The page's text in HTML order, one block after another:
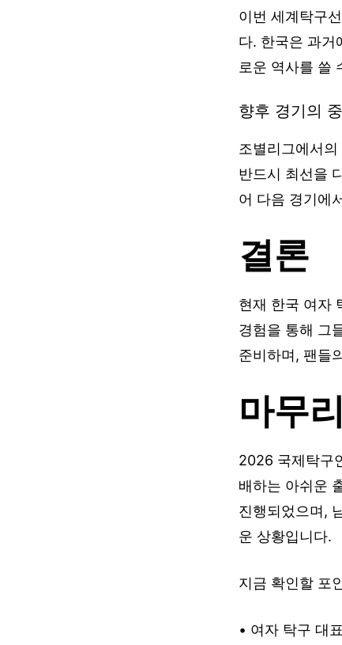
이번 세계탁구
다. 한국은 과거
로운 역사를 쓸
향후 경기의
조별리그에서
반드시 최선을
어 다음 경기에
결론
현재 한국 여자
경험을 통해 그
준비하며, 팬들
마무리
2026 국제탁구
배하는 아쉬운
진행되었으며,
운 상황입니다.
지금 확인할 포
• 여자 탁구 대